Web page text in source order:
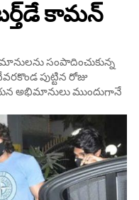
కామన్
సంపాదించుకున్న
పుట్టిన రోజు
అభిమానులు ముందుగానే